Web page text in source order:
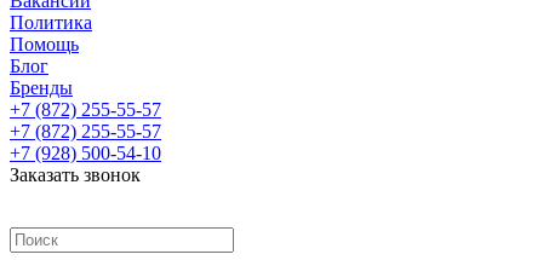
Политика
Помощь
Блог
Бренды
+7 (872) 255-55-57
+7 (872) 255-55-57
+7 (928) 500-54-10
Заказать звонок